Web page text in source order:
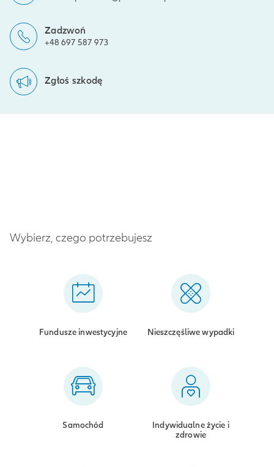
Zadzwoń
+48 697 587 973
Zgłoś szkodę
Wybierz, czego potrzebujesz
Fundusze inwestycyjne Nieszczęśliwe wypadki
Samochód
Indywidualne życie i
zdrowie